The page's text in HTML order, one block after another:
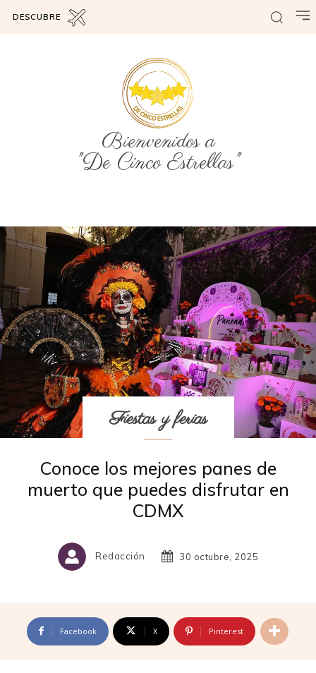
DESCUBRE
Bienvenidos a
"De Cinco Estrellas"
Fiestas y ferias
Conoce los mejores panes de
muerto que puedes disfrutar en
CDMX
Redacción 30 octubre, 2025
Facebook X Pinterest